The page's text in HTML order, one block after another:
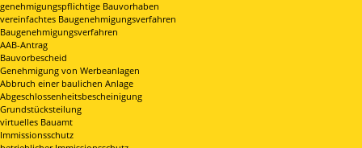
genehmigungspflichtige Bauvorhaben
vereinfachtes Baugenehmigungsverfahren
Baugenehmigungsverfahren
AAB-Antrag
Bauvorbescheid
Genehmigung von Werbeanlagen
Abbruch einer baulichen Anlage
Abgeschlossenheitsbescheinigung
Grundstücksteilung
virtuelles Bauamt
Immissionsschutz